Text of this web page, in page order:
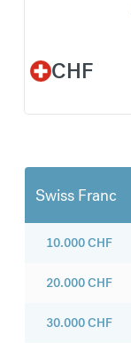
CHF
Swiss Franc
10.000CHF
20.000CHF
30.000CHF